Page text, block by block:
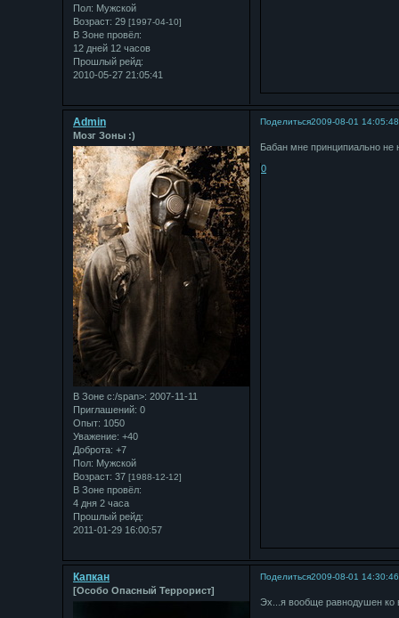
Пол: Мужской
Возраст: 29 [1997-04-10]
В Зоне провёл:
12 дней 12 часов
Прошлый рейд:
2010-05-27 21:05:41
Поделиться2009-08-01 14:05:48
Admin
Мозг Зоны :)
В Зоне с:/span>: 2007-11-11
Приглашений: 0
Опыт: 1050
Уважение: +40
Доброта: +7
Пол: Мужской
Возраст: 37 [1988-12-12]
В Зоне провёл:
4 дня 2 часа
Прошлый рейд:
2011-01-29 16:00:57
Бабан мне принципиально
0
Поделиться2009-08-01 14:30:46
Капкан
[Особо Опасный Террорист]
Эх...я вообще равнодушен ко